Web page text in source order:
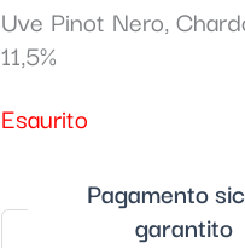
Uve Pinot Nero,
11,5%
Esaurito
Pagamento
garantito